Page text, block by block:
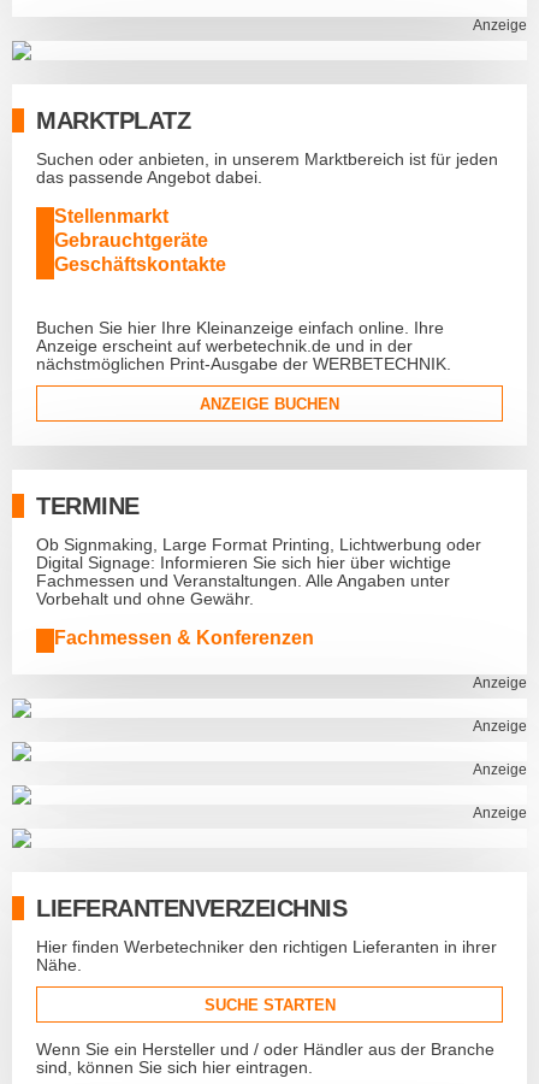
Anzeige
MARKTPLATZ
Suchen oder anbieten, in unserem Marktbereich ist für jeden
das passende Angebot dabei.
Stellenmarkt
Gebrauchtgeräte
Geschäftskontakte
Buchen Sie hier Ihre Kleinanzeige einfach online. Ihre
Anzeige erscheint auf werbetechnik.de und in der
nächstmöglichen Print-Ausgabe der WERBETECHNIK.
ANZEIGE BUCHEN
TERMINE
Ob Signmaking, Large Format Printing, Lichtwerbung oder
Digital Signage: Informieren Sie sich hier über wichtige
Fachmessen und Veranstaltungen. Alle Angaben unter
Vorbehalt und ohne Gewähr.
Fachmessen & Konferenzen
Anzeige
Anzeige
Anzeige
Anzeige
LIEFERANTENVERZEICHNIS
Hier finden Werbetechniker den richtigen Lieferanten in ihrer
Nähe.
SUCHE STARTEN
Wenn Sie ein Hersteller und / oder Händler aus der Branche
sind, können Sie sich hier eintragen.